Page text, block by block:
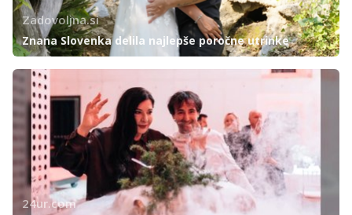
Zadovoljna.si
Znana Slovenka delila najlepše poročne utrinke
24ur.com